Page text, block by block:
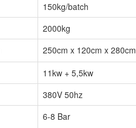
150kg/batch
2000kg
250cm x 120cm x 280cm
11kw + 5,5kw
380V 50hz
6-8 Bar